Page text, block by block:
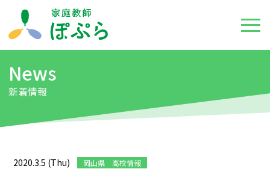
News
新着情報
2020.3.5 (Thu) 岡山県 高校情報